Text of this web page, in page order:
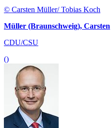
© Carsten Müller/ Tobias Koch
Müller (Braunschweig), Carsten
CDU/CSU
()